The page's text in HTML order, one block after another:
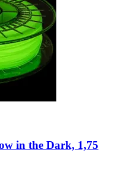
in the Dark, 1,75